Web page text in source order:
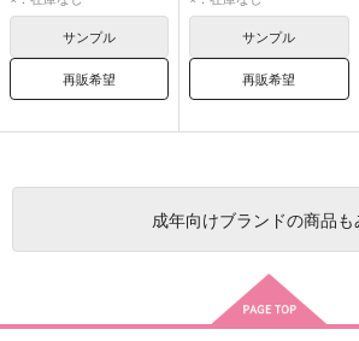
パーシヴァル
サンプル
再販希望
サンプル
再販希望
成年向けブランドの商品も